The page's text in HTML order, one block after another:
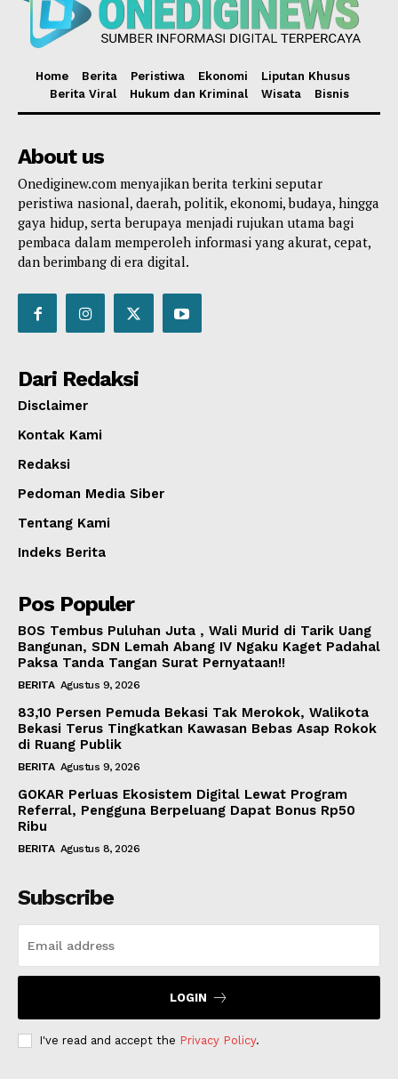
Home Berita Peristiwa Ekonomi
Liputan Khusus
Berita Viral
Hukum dan Kriminal Wisata Bisnis
About us
Onediginew.com menyajikan berita terkini seputar
peristiwa nasional, daerah, politik, ekonomi, budaya, hingga
gaya hidup, serta berupaya menjadi rujukan utama bagi
pembaca dalam memperoleh informasi yang akurat, cepat,
dan berimbang di era digital.
Dari Redaksi
Disclaimer
Kontak Kami
Redaksi
Pedoman Media Siber
Tentang Kami
Indeks Berita
Pos Populer
BOS Tembus Puluhan Juta , Wali Murid di Tarik Uang
Bangunan, SDN Lemah Abang IV Ngaku Kaget Padahal
Paksa Tanda Tangan Surat Pernyataan!!
BERITA Agustus 9, 2026
83,10 Persen Pemuda Bekasi Tak Merokok, Walikota
Bekasi Terus Tingkatkan Kawasan Bebas Asap Rokok
di Ruang Publik
BERITA Agustus 9, 2026
GOKAR Perluas Ekosistem Digital Lewat Program
Referral, Pengguna Berpeluang Dapat Bonus Rp50
Ribu
BERITA Agustus 8, 2026
Subscribe
LOGIN
I've read and accept the Privacy Policy.